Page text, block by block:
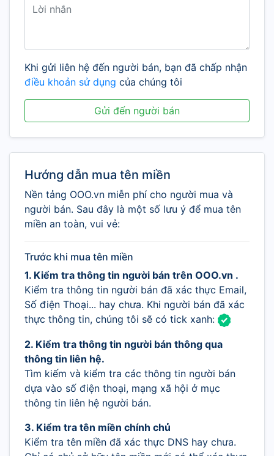
Khi gửi liên hệ đến người bán, bạn đã chấp nhận
điều khoản sử dụng của chúng tôi
Gửi đến người bán
Hướng dẫn mua tên miền
Nền tảng OOO.vn miễn phí cho người mua và
người bán. Sau đây là một số lưu ý để mua tên
miền an toàn, vui vẻ:
Trước khi mua tên miền
1. Kiểm tra thông tin người bán trên OOO.vn .
Kiểm tra thông tin người bán đã xác thực Email,
Số điện Thoại... hay chưa. Khi người bán đã xác
thực thông tin, chúng tôi sẽ có tick xanh:
2. Kiểm tra thông tin người bán thông qua
thông tin liên hệ.
Tìm kiếm và kiểm tra các thông tin người bán
dựa vào số điện thoại, mạng xã hội ở mục
thông tin liên hệ người bán.
3. Kiểm tra tên miền chính chủ
Kiểm tra tên miền đã xác thực DNS hay chưa.